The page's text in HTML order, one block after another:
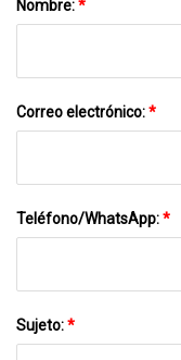
Nombre:*
Correo electrónico:*
Teléfono/WhatsApp:*
Sujeto:*